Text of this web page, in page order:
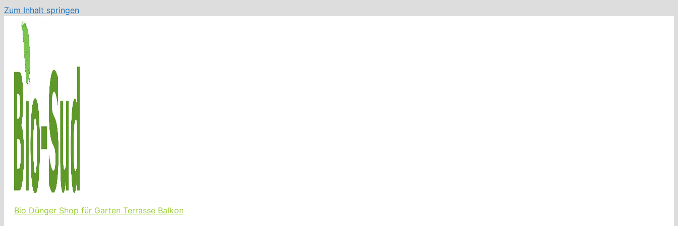
Zum Inhalt springen
Bio Dünger Shop für Garten Terrasse Balkon